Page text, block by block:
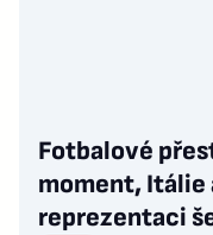
Fotbalové
moment, Itálie
reprezentaci